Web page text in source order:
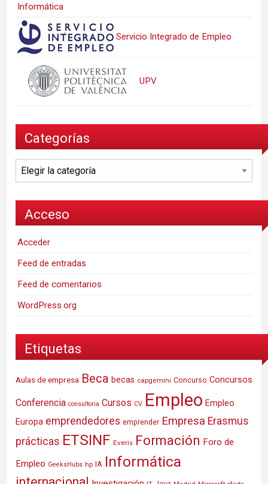
Informática
Servicio Integrado de Empleo
UPV
Categorías
Categorías
Acceso
Acceder
Feed de entradas
Feed de comentarios
WordPress.org
Etiquetas
Aulas de empresa Beca becas capgemini Concurso Concursos
Conferencia consultoria Cursos CV Empleo Empleo
Europa emprendedores emprender Empresa Erasmus
prácticas ETSINF Everis Formación Foro de
Empleo GeeksHubs hp IA Informática